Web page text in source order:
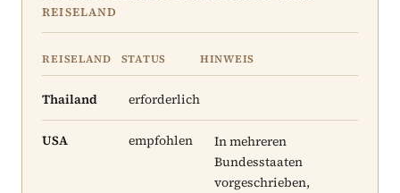
REISELAND
REISELAND STATUS HINWEIS
Thailand erforderlich
USA empfohlen
In mehreren
Bundesstaaten
vorgeschrieben,